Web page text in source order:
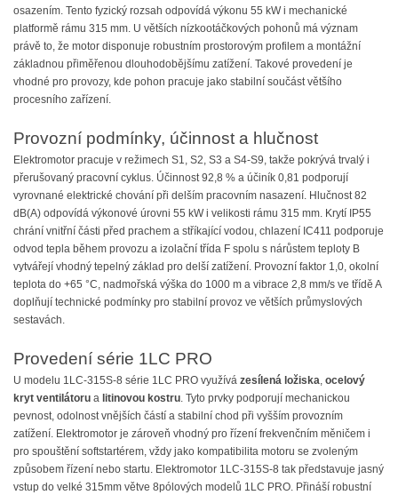
osazením. Tento fyzický rozsah odpovídá výkonu 55 kW i mechanické
platformě rámu 315 mm. U větších nízkootáčkových pohonů má význam
právě to, že motor disponuje robustním prostorovým profilem a montážní
základnou přiměřenou dlouhodobějšímu zatížení. Takové provedení je
vhodné pro provozy, kde pohon pracuje jako stabilní součást většího
procesního zařízení.
Provozní podmínky, účinnost a hlučnost
Elektromotor pracuje v režimech S1, S2, S3 a S4-S9, takže pokrývá trvalý i
přerušovaný pracovní cyklus. Účinnost 92,8 % a účiník 0,81 podporují
vyrovnané elektrické chování při delším pracovním nasazení. Hlučnost 82
dB(A) odpovídá výkonové úrovni 55 kW i velikosti rámu 315 mm. Krytí IP55
chrání vnitřní části před prachem a stříkající vodou, chlazení IC411 podporuje
odvod tepla během provozu a izolační třída F spolu s nárůstem teploty B
vytvářejí vhodný tepelný základ pro delší zatížení. Provozní faktor 1,0, okolní
teplota do +65 °C, nadmořská výška do 1000 m a vibrace 2,8 mm/s ve třídě A
doplňují technické podmínky pro stabilní provoz ve větších průmyslových
sestavách.
Provedení série 1LC PRO
U modelu 1LC-315S-8 série 1LC PRO využívá zesílená ložiska, ocelový
kryt ventilátoru a litinovou kostru. Tyto prvky podporují mechanickou
pevnost, odolnost vnějších částí a stabilní chod při vyšším provozním
zatížení. Elektromotor je zároveň vhodný pro řízení frekvenčním měničem i
pro spouštění softstartérem, vždy jako kompatibilita motoru se zvoleným
způsobem řízení nebo startu. Elektromotor 1LC-315S-8 tak představuje jasný
vstup do velké 315mm větve 8pólových modelů 1LC PRO. Přináší robustní